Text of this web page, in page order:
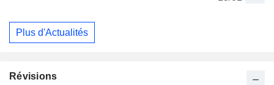
Plus d'Actualités
Révisions